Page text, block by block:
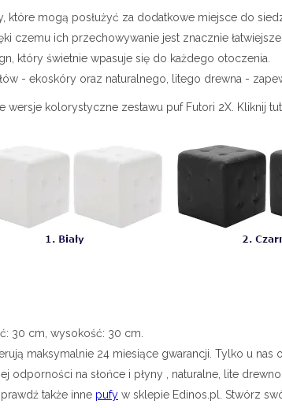
które mogą posłużyć za dodatkowe miejsce do
czemu ich przechowywanie jest znacznie łatwiejsze.
który świetnie wpasuje się do każdego otoczenia.
- ekoskóry oraz naturalnego, litego drewna -
wersje kolorystyczne zestawu puf Futori 2X. Kliknij
30 cm, wysokość: 30 cm.
maksymalnie 24 miesiące gwarancji. Tylko u
odporności na słońce i płyny , naturalne, lite drewno.
także inne pufy w sklepie Edinos.pl. Stwórz